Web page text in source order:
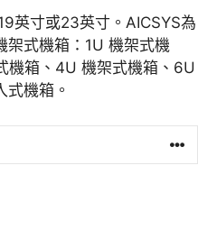
英寸或23英寸。AICSYS為
架式機箱：1U 機架式機
機箱、4U 機架式機箱、6U
機箱。